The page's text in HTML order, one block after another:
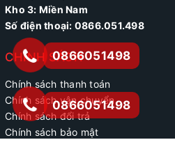
Kho 3: Miền Nam
Số điện thoại: 0866.051.498
CHÍNH SÁCH
Chính sách thanh toán
Chính sách vận chuyển
Chính sách đổi trả
Chính sách bảo mật
0866051498
0866051498